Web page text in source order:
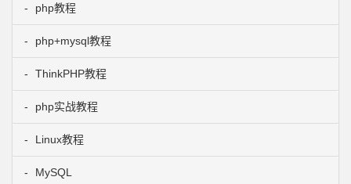
php教程
php+mysql教程
ThinkPHP教程
php实战教程
Linux教程
MySQL